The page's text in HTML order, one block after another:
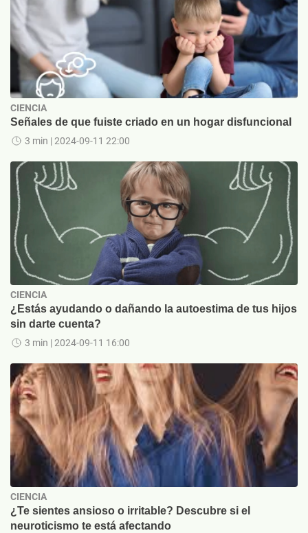
CIENCIA
Señales de que fuiste criado en un hogar disfuncional
3 min | 2024-09-11 22:00
CIENCIA
¿Estás ayudando o dañando la autoestima de tus hijos
sin darte cuenta?
3 min | 2024-09-11 16:00
CIENCIA
¿Te sientes ansioso o irritable? Descubre si el
neuroticismo te está afectando